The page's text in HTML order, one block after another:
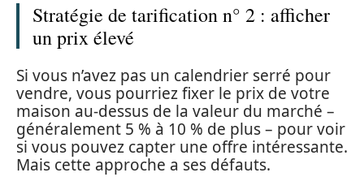
Stratégie de tarification n° 2 : afficher
un prix élevé
Si vous n’avez pas un calendrier serré pour
vendre, vous pourriez fixer le prix de votre
maison au-dessus de la valeur du marché –
généralement 5 % à 10 % de plus – pour voir
si vous pouvez capter une offre intéressante.
Mais cette approche a ses défauts.